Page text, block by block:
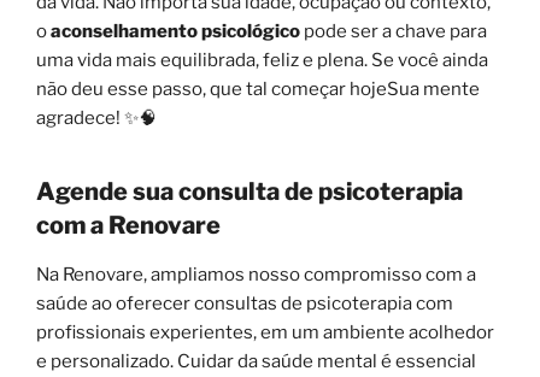
oaconselhamento psicológico pode ser a chave para
uma vida mais equilibrada, feliz e plena. Se você ainda
não deu esse passo, que tal começar hojeSua mente
agradece! ✨🧠
Agende sua consulta de psicoterapia
com a Renovare
Na Renovare, ampliamos nosso compromisso com a
saúde ao oferecer consultas de psicoterapia com
profissionais experientes, em um ambiente acolhedor
e personalizado. Cuidar da saúde mental é essencial